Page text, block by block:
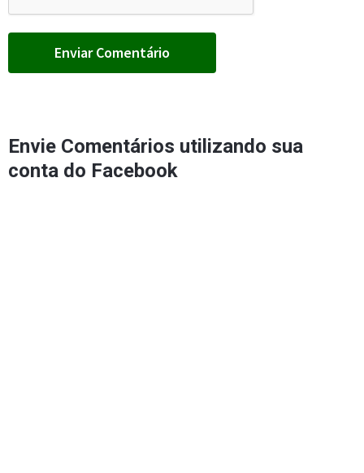
Envie Comentários utilizando sua
conta do Facebook